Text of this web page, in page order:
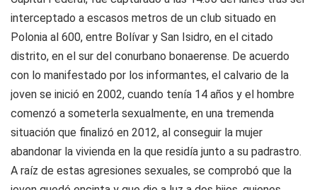
interceptado a escasos metros de un club situado en
Polonia al 600, entre Bolívar y San Isidro, en el citado
distrito, en el sur del conurbano bonaerense. De acuerdo
con lo manifestado por los informantes, el calvario de la
joven se inició en 2002, cuando tenía 14 años y el hombre
comenzó a someterla sexualmente, en una tremenda
situación que finalizó en 2012, al conseguir la mujer
abandonar la vivienda en la que residía junto a su padrastro.
A raíz de estas agresiones sexuales, se comprobó que la